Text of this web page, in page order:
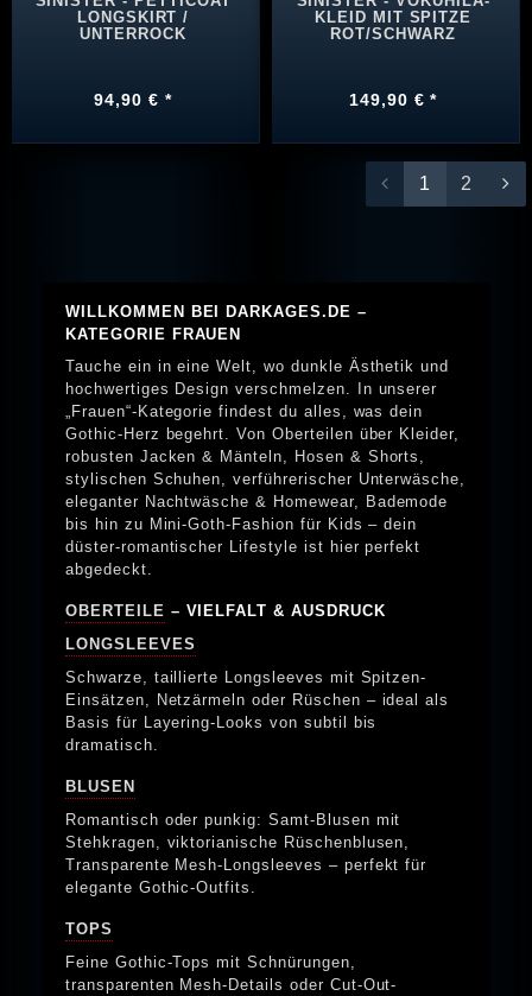
LONGSKIRT /
UNTERROCK
94,90 € *
KLEID MIT SPITZE
ROT/SCHWARZ
149,90 € *
1 2
WILLKOMMEN BEI DARKAGES.DE –
KATEGORIE FRAUEN
Tauche ein in eine Welt, wo dunkle Ästhetik und
hochwertiges Design verschmelzen. In unserer
„Frauen“-Kategorie findest du alles, was dein
Gothic-Herz begehrt. Von Oberteilen über Kleider,
robusten Jacken & Mänteln, Hosen & Shorts,
stylischen Schuhen, verführerischer Unterwäsche,
eleganter Nachtwäsche & Homewear, Bademode
bis hin zu Mini-Goth-Fashion für Kids – dein
düster-romantischer Lifestyle ist hier perfekt
abgedeckt.
OBERTEILE – VIELFALT & AUSDRUCK
LONGSLEEVES
Schwarze, taillierte Longsleeves mit Spitzen-
Einsätzen, Netzärmeln oder Rüschen – ideal als
Basis für Layering-Looks von subtil bis
dramatisch.
BLUSEN
Romantisch oder punkig: Samt-Blusen mit
Stehkragen, viktorianische Rüschenblusen,
Transparente Mesh-Longsleeves – perfekt für
elegante Gothic-Outfits.
TOPS
Feine Gothic-Tops mit Schnürungen,
transparenten Mesh-Details oder Cut-Out-